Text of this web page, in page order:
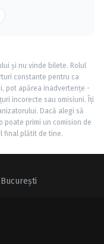
și nu vinde bilete. Rolul
constante pentru ca
pot apărea inadvertențe -
incorecte sau omisiuni. Îți
Dacă alegi să
poate primi un comision de
final plătit de tine.